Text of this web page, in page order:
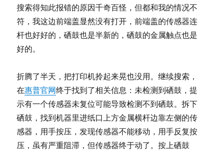
搜索得知此报错的原因千奇百怪，但都和我的情况不
符，我这边前端盖显然没有打开，前端盖的传感器连
杆也好好的，硒鼓也是半新的，硒鼓的金属触点也是
好的。
折腾了半天，把打印机拎起来晃也没用。继续搜索，
在惠普官网终于找到了相关信息：未检测到硒鼓，提
示有一个传感器未复位可能导致检测不到硒鼓。拆下
硒鼓，找到机器里进纸口上方金属横杆边靠左侧的传
感器，用手按压，发现传感器不能移动，用手反复按
压，虽有严重阻滞，但传感器终于动了。按上硒鼓